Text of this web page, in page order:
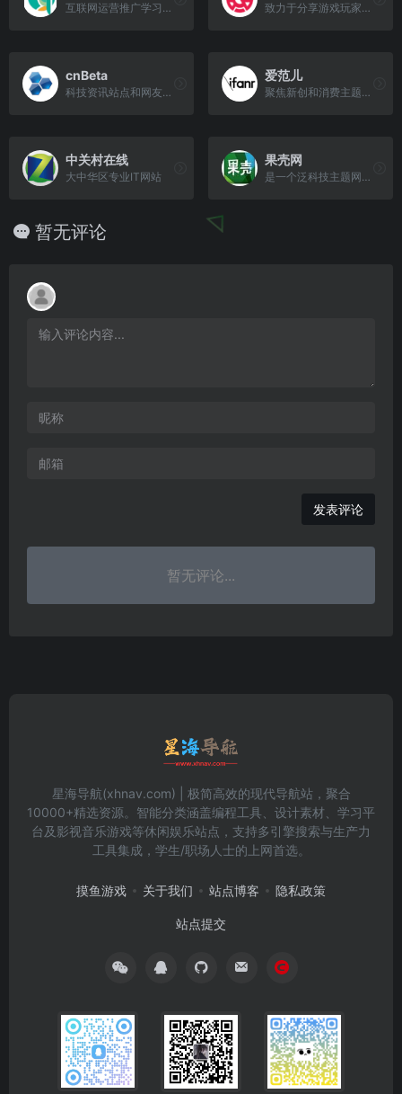
互联网运营推广学习平台 致力于分享游戏玩家的生活，以及探讨游戏相关的文化
cnBeta
科技资讯站点和网友交流平台
爱范儿
聚焦新创和消费主题的科技媒体
中关村在线
大中华区专业IT网站
果壳网
是一个泛科技主题网站，提供负责任、有智趣、贴近生活的内容
暂无评论
发表评论
暂无评论...
星海导航(xhnav.com) | 极简高效的现代导航站，聚合
10000+精选资源。智能分类涵盖编程工具、设计素材、学习平
台及影视音乐游戏等休闲娱乐站点，支持多引擎搜索与生产力
工具集成，学生/职场人士的上网首选。
摸鱼游戏 关于我们 站点博客 隐私政策
站点提交